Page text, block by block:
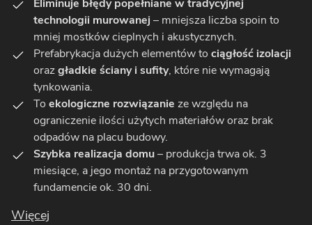
Eliminuje błędy popełniane w tradycyjnej
technologii murowanej – mniejsza liczba spoin to
mniej mostków cieplnych i akustycznych.
Prefabrykacja dużych elementów to ciągłość izolacji
orazgładkie ściany i sufity, które nie wymagają
tynkowania.
To ekologiczne rozwiązanie ze względu na
ograniczenie ilości użytych materiałów oraz brak
odpadów na placu budowy.
Szybka realizacja domu– produkcja trwa ok. 3
miesiące, a jego montaż na przygotowanym
fundamencie ok. 30 dni.
Więcej